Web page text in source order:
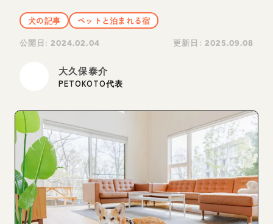
犬の記事
ペットと泊まれる宿
公開日:2024.02.04 更新日: 2025.09.08
大久保泰介
PETOKOTO代表